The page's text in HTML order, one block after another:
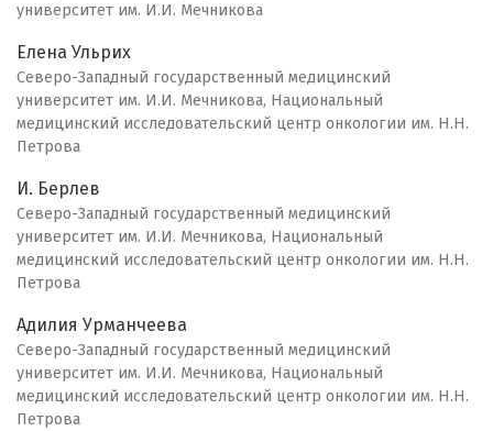
университет им. И.И. Мечникова
Елена Ульрих
Северо-Западный государственный медицинский
университет им. И.И. Мечникова, Национальный
медицинский исследовательский центр онкологии им. Н.Н.
Петрова
И. Берлев
Северо-Западный государственный медицинский
университет им. И.И. Мечникова, Национальный
медицинский исследовательский центр онкологии им. Н.Н.
Петрова
Адилия Урманчеева
Северо-Западный государственный медицинский
университет им. И.И. Мечникова, Национальный
медицинский исследовательский центр онкологии им. Н.Н.
Петрова